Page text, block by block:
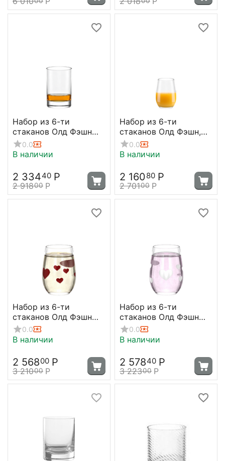
Набор из 6-ти
стаканов Олд Фэшн
New York Bar 290 мл,
D 70 мм, H 107 мм,
0.0
В наличии
2 33440 Р
2 91800 Р
Набор из 6-ти
стаканов Олд Фэшн,
серия Event, 335 мл;
D=75, H=105 мм,
0.0
В наличии
2 16080 Р
2 70100 Р
Набор из 6-ти
стаканов Олд Фэшн
L`amour, 335 мл, D 75
мм, H 105 мм,
Stolzle
0.0
В наличии
2 56800 Р
3 21000 Р
Набор из 6-ти
стаканов Олд Фэшн
L`amour, 335 мл, D 75
мм, H 105 мм, Stolzle
0.0
В наличии
2 57840 Р
3 22300 Р